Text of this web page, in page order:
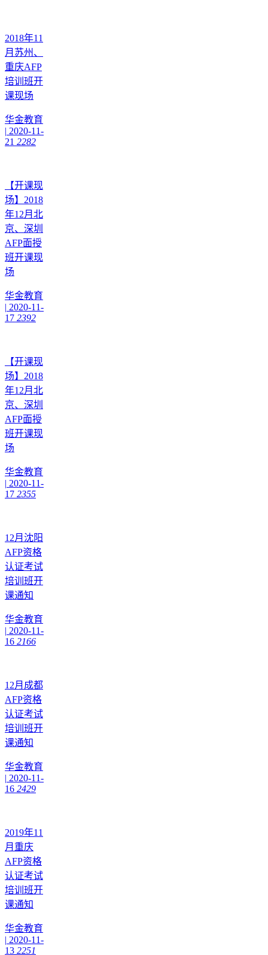
2018年11
月苏州、
重庆AFP
培训班开
课现场
华金教育
| 2020-11-
21 2282
【开课现
场】2018
年12月北
京、深圳
AFP面授
班开课现
场
华金教育
| 2020-11-
17 2392
【开课现
场】2018
年12月北
京、深圳
AFP面授
班开课现
场
华金教育
| 2020-11-
17 2355
12月沈阳
AFP资格
认证考试
培训班开
课通知
华金教育
| 2020-11-
16 2166
12月成都
AFP资格
认证考试
培训班开
课通知
华金教育
| 2020-11-
16 2429
2019年11
月重庆
AFP资格
认证考试
培训班开
课通知
华金教育
| 2020-11-
13 2251